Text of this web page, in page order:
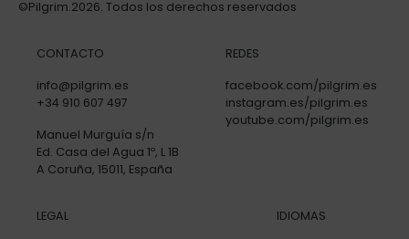
©Pilgrim.2026. Todos los derechos reservados
CONTACTO
info@pilgrim.es
+34 910 607 497
Manuel Murguía s/n
Ed. Casa del Agua 1º, L 1B
A Coruña, 15011, España
REDES
facebook.com/pilgrim.es
instagram.es/pilgrim.es
youtube.com/pilgrim.es
LEGAL IDIOMAS